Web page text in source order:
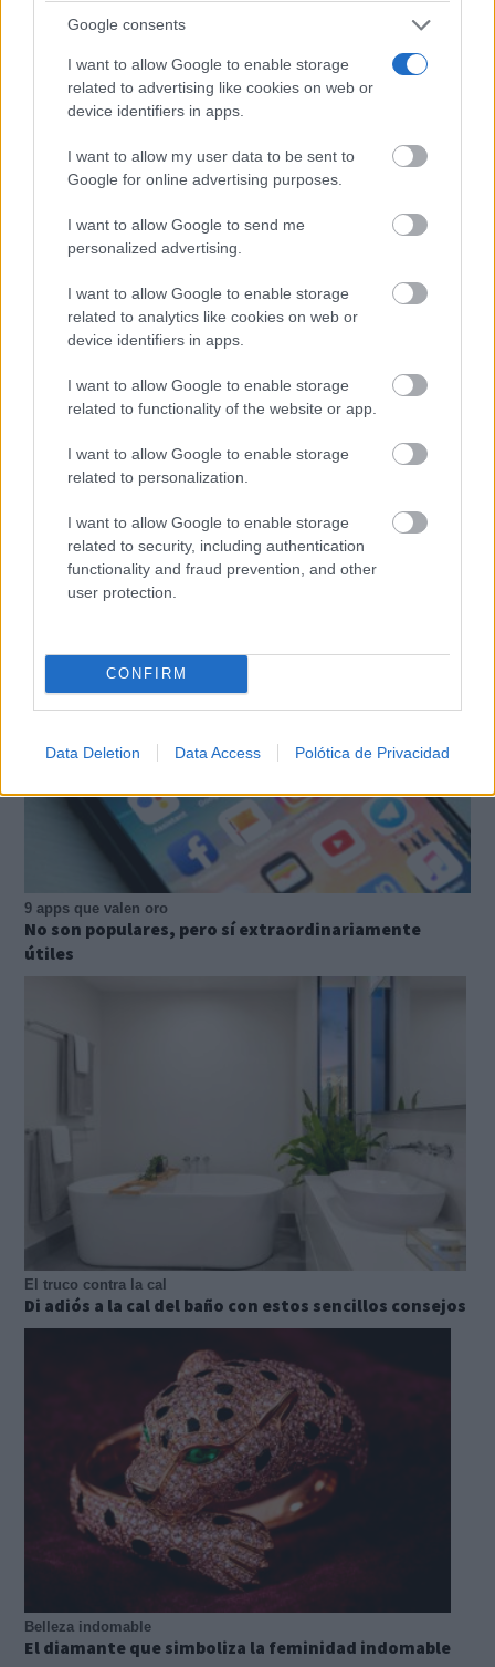
Google consents
I want to allow Google to enable storage
related to advertising like cookies on web or
device identifiers in apps.
I want to allow my user data to be sent to
Google for online advertising purposes.
I want to allow Google to send me
personalized advertising.
I want to allow Google to enable storage
related to analytics like cookies on web or
device identifiers in apps.
I want to allow Google to enable storage
related to functionality of the website or app.
I want to allow Google to enable storage
related to personalization.
I want to allow Google to enable storage
related to security, including authentication
functionality and fraud prevention, and other
user protection.
CONFIRM
Data Deletion Data Access Polótica de Privacidad
Costumbres que rompen todos los esquemas
¿Por qué se contagia?
La ciencia explica por qué el bostezo es contagioso
9 apps que valen oro
No son populares, pero sí extraordinariamente
útiles
El truco contra la cal
Di adiós a la cal del baño con estos sencillos consejos
Belleza indomable
El diamante que simboliza la feminidad indomable